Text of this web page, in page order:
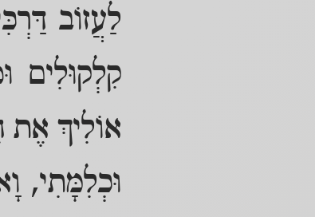
לַעֲזוֹב
קִלְקוּלִים
אוֹלִיךְ
וּכְלִמָּתִי,